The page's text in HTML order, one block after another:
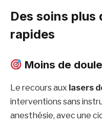
Des soins plus
rapides
Moins de
Le recours aux lasers
interventions sans
anesthésie, avec une